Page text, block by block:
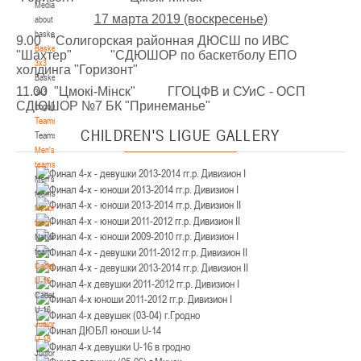
Media
about
basketball
Basketball
3x3
Basketball
3x3
Logo[modid=121]
Teams
Teams
Men's
teams
Men's
teams
National
team
National
team
Cadets
U-16
Cadets
U-16
Juniors
U-18
Juniors
U-12, юноши
IV тур – юноши 2014-2015 гг.р., Дивизион 2, 21-22 марта 2026 г., г. Минск, ул.
Уральская 3А
U-16 , девушки
IV тур – девушки 2010-2011 гг.р., дивизион 2, 18-19 марта 2026 г., г. Брест, ул.
ул. Ленинградская, 4
17-18.03.2026
Гродно
U-14, девушки
IV тур – девушки 2012-2013 гг.р., дивизион 2, 17-18 марта 2026 г., г. Гродно,
ул. Врублевского, 92
14-15.03.2026
Минск
U-16
III тур – девушки 2010-2011 гг.р., Дивизион 1, 14-15 марта 2026 г., г. Минск, ул.
17 марта 2019 (воскресенье)
9.00 "Солигорская районная ДЮСШ по ИВС
"Шахтер" "СДЮШОР по баскетболу ЕПО
холдинга "Горизонт"
11.00 "Цмокi-Мiнск" ГГОЦФВ и СУиС - ОСП
СДЮШОР №7 БК "Принеманье"
CHILDREN'S LIGUE GALLERY